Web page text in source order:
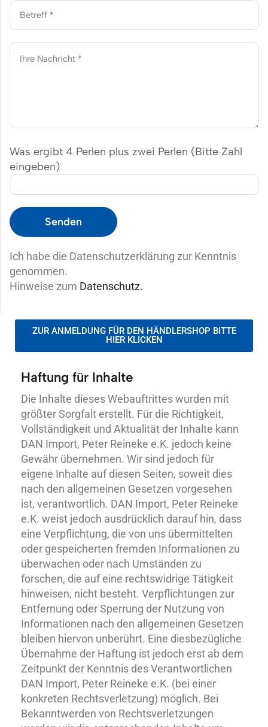
Was ergibt 4 Perlen plus zwei Perlen (Bitte Zahl
eingeben)
Ich habe die Datenschutzerklärung zur Kenntnis
genommen.
Hinweise zum Datenschutz.
ZUR ANMELDUNG FÜR DEN HÄNDLERSHOP BITTE
HIER KLICKEN
Haftung für Inhalte
Die Inhalte dieses Webauftrittes wurden mit
größter Sorgfalt erstellt. Für die Richtigkeit,
Vollständigkeit und Aktualität der Inhalte kann
DAN Import, Peter Reineke e.K. jedoch keine
Gewähr übernehmen. Wir sind jedoch für
eigene Inhalte auf diesen Seiten, soweit dies
nach den allgemeinen Gesetzen vorgesehen
ist, verant­wortlich. DAN Import, Peter Reineke
e.K. weist jedoch ausdrücklich darauf hin, dass
eine Verpflichtung, die von uns über­mittelten
oder gespeicherten fremden Informationen zu
über­wachen oder nach Umständen zu
forschen, die auf eine rechtswidrige Tätigkeit
hinweisen, nicht besteht. Verpflichtungen zur
Entfernung oder Sperrung der Nutzung von
Informa­tionen nach den allgemeinen Gesetzen
bleiben hiervon unberührt. Eine diesbezügliche
Übernahme der Haftung ist jedoch erst ab dem
Zeitpunkt der Kenntnis des Verant­wortlichen
DAN Import, Peter Reineke e.K. (bei einer
konkreten Rechtsver­letzung) möglich. Bei
Bekanntwerden von Rechtsverletzungen